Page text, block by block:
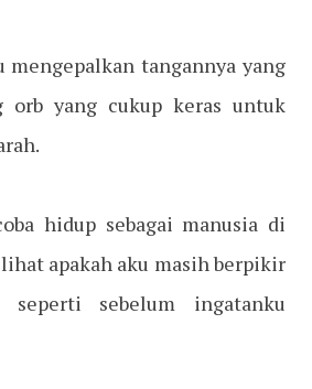
tangannya yang
orb yang cukup keras untuk
hidup sebagai manusia di
apakah aku masih berpikir
sebelum ingatanku